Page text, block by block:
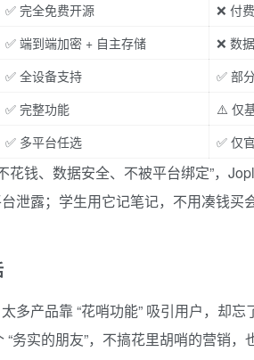
✅ 完全免费开源 ❌ 付
✅ 端到端加密 + 自主存储 ❌ 数
✅ 全设备支持 ✅ 部
✅ 完整功能 ⚠️ 仅
✅ 多平台任选 ✅ 仅
花钱、数据安全、不被平台绑定”，
泄露；学生用它记笔记，不用凑钱
多产品靠 “花哨功能” 吸引用户，却
务实的朋友”，不搞花里胡哨的营销